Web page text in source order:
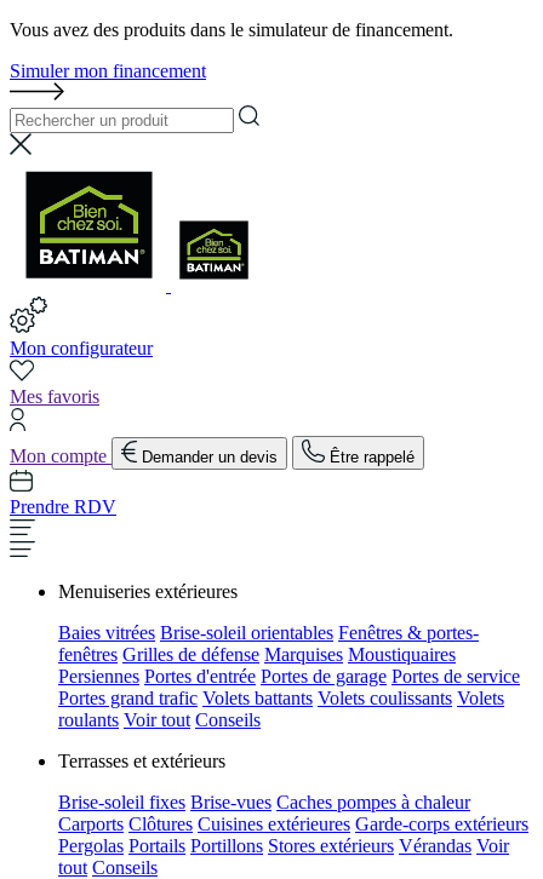
Vous avez des produits dans le simulateur de financement.
Simuler mon financement
Mon configurateur
Mes favoris
Mon compte Demander un devis Être rappelé
Prendre RDV
Menuiseries extérieures
Baies vitrées Brise-soleil orientables Fenêtres & portes-
fenêtres Grilles de défense Marquises Moustiquaires
Persiennes Portes d'entrée Portes de garage Portes de service
Portes grand trafic Volets battants Volets coulissants Volets
roulants Voir tout Conseils
Terrasses et extérieurs
Brise-soleil fixes Brise-vues Caches pompes à chaleur
Carports Clôtures Cuisines extérieures Garde-corps extérieurs
Pergolas Portails Portillons Stores extérieurs Vérandas Voir
tout Conseils